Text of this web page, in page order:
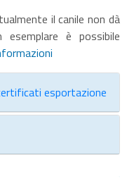
il canile non dà
è possibile
esportazione